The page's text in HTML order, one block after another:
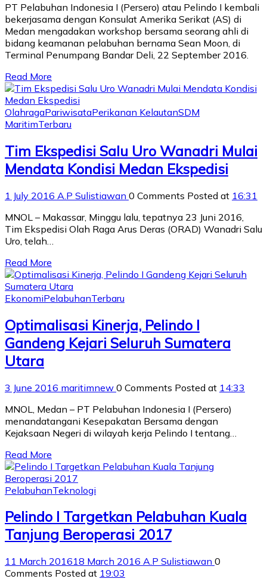
PT Pelabuhan Indonesia I (Persero) atau Pelindo I kembali
bekerjasama dengan Konsulat Amerika Serikat (AS) di
Medan mengadakan workshop bersama seorang ahli di
bidang keamanan pelabuhan bernama Sean Moon, di
Terminal Penumpang Bandar Deli, 22 September 2016.
Read More
OlahragaPariwisataPerikanan KelautanSDM
MaritimTerbaru
Tim Ekspedisi Salu Uro Wanadri Mulai
Mendata Kondisi Medan Ekspedisi
1 July 2016 A.P Sulistiawan 0 Comments Posted at 16:31
MNOL – Makassar, Minggu lalu, tepatnya 23 Juni 2016,
Tim Ekspedisi Olah Raga Arus Deras (ORAD) Wanadri Salu
Uro, telah…
Read More
EkonomiPelabuhanTerbaru
Optimalisasi Kinerja, Pelindo I
Gandeng Kejari Seluruh Sumatera
Utara
3 June 2016 maritimnew 0 Comments Posted at 14:33
MNOL, Medan – PT Pelabuhan Indonesia I (Persero)
menandatangani Kesepakatan Bersama dengan
Kejaksaan Negeri di wilayah kerja Pelindo I tentang…
Read More
PelabuhanTeknologi
Pelindo I Targetkan Pelabuhan Kuala
Tanjung Beroperasi 2017
11 March 201618 March 2016 A.P Sulistiawan 0
Comments Posted at 19:03